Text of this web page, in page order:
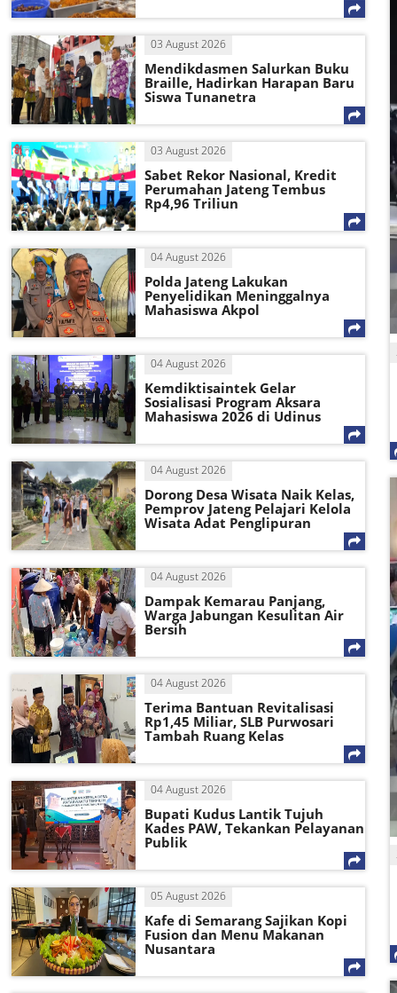
03 August 2026
Mendikdasmen Salurkan Buku
Braille, Hadirkan Harapan Baru
Siswa Tunanetra
03 August 2026
Sabet Rekor Nasional, Kredit
Perumahan Jateng Tembus
Rp4,96 Triliun
04 August 2026
Polda Jateng Lakukan
Penyelidikan Meninggalnya
Mahasiswa Akpol
04 August 2026
Kemdiktisaintek Gelar
Sosialisasi Program Aksara
Mahasiswa 2026 di Udinus
04 August 2026
Dorong Desa Wisata Naik Kelas,
Pemprov Jateng Pelajari Kelola
Wisata Adat Penglipuran
04 August 2026
Dampak Kemarau Panjang,
Warga Jabungan Kesulitan Air
Bersih
04 August 2026
Terima Bantuan Revitalisasi
Rp1,45 Miliar, SLB Purwosari
Tambah Ruang Kelas
04 August 2026
Bupati Kudus Lantik Tujuh
Kades PAW, Tekankan Pelayanan
Publik
05 August 2026
Kafe di Semarang Sajikan Kopi
Fusion dan Menu Makanan
Nusantara